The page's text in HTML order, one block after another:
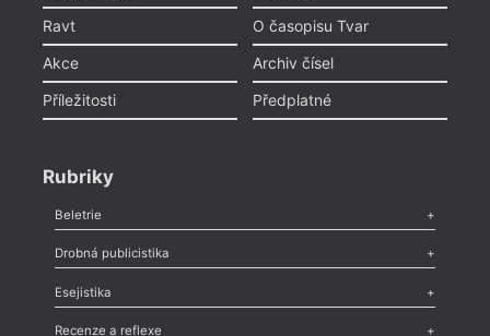
Ravt
Akce
Příležitosti
O časopisu Tvar
Archiv čísel
Předplatné
Rubriky
Beletrie
Poezie,Próza,Dokumenty
Drobná publicistika
Odlesk
Nekrolog,Glosa,Sloupek,Pozvánka,Literární soutěž,
Esejistika
Esej ,Pádlo,Úvaha
Recenze a reflexe